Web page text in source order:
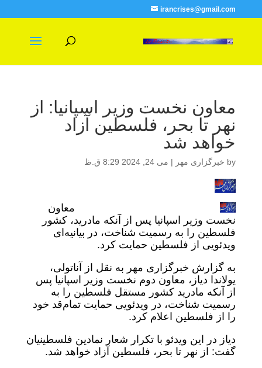
irancrises@gmail.com
معاون نخست وزیر اسپانیا: از
نهر تا بحر، فلسطین آزاد
خواهد شد
by خبرگزاری مهر | می 24, 2024 8:29 ق.ظ
معاون
نخست وزیر اسپانیا پس از آنکه مادرید، کشور
فلسطین را به رسمیت شناخت، در بیانیه‌ای
ویدئویی از فلسطین حمایت کرد.
به گزارش خبرگزاری مهر به نقل از آناتولی،
یولاندا دیاز، معاون دوم نخست وزیر اسپانیا پس
از آنکه مادرید کشور مستقل فلسطین را به
رسمیت شناخت، در ویدئویی حمایت تمام‌قد خود
را از فلسطین اعلام کرد.
دیاز در این ویدئو با تکرار شعار نمادین فلسطینیان
گفت: از نهر تا بحر، فلسطین آزاد خواهد شد.